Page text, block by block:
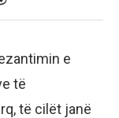
e
të
të cilët janë